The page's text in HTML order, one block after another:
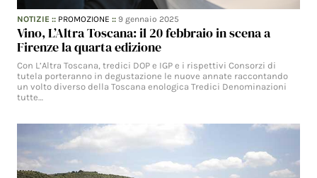
NOTIZIE :: PROMOZIONE ::9 gennaio 2025
Vino, L’Altra Toscana: il 20 febbraio in scena a
Firenze la quarta edizione
Con L’Altra Toscana, tredici DOP e IGP e i rispettivi Consorzi di
tutela porteranno in degustazione le nuove annate raccontando
un volto diverso della Toscana enologica Tredici Denominazioni
tutte…